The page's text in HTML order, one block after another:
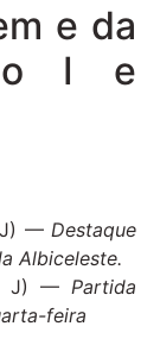
e da
I e
J) — Destaque
Albiceleste.
J) — Partida
feira